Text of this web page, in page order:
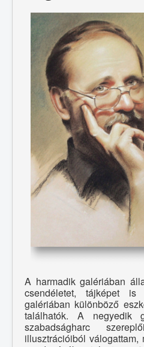
A harmadik galériában
csendéletet, tájképet
galériában különböző
találhatók. A negyedik
szabadságharc
illusztrációiból válogattam,